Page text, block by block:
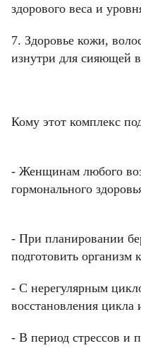
здорового веса и
7. Здоровье кожи,
изнутри для сияющей
Кому этот комплекс
- Женщинам любого
гормонального
- При планировании
подготовить организм
- С нерегулярным
восстановления
- В период стрессов и
Email
Введите корректное значение
Введите корректное значение
Email
Пароль
Ваш город
Телефон
Телефон